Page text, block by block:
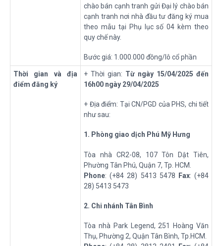
chào bán cạnh tranh gửi Đại lý chào bán
cạnh tranh nơi nhà đầu tư đăng ký mua
theo mẫu tại Phụ lục số 04 kèm theo
quy chế này.
Bước giá: 1.000.000 đồng/lô cổ phần
Thời gian và địa
điểm đăng ký
+ Thời gian: Từ ngày 15/04/2025 đến
16h00 ngày 29/04/2025
+ Địa điểm: Tại CN/PGD của PHS, chi tiết
như sau:
1 . Phòng giao dịch Phú Mỹ Hưng
Tòa nhà CR2-08, 107 Tôn Dật Tiên,
Phường Tân Phú, Quận 7, Tp. HCM.
Phone: (+84 28) 5413 5478 Fax: (+84
28) 5413 5473
2. Chi nhánh Tân Bình
Tòa nhà Park Legend, 251 Hoàng Văn
Thụ, Phường 2, Quận Tân Bình, Tp.HCM.